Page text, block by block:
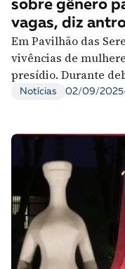
sobre gênero
vagas, diz
Em Pavilhão das
vivências de
presídio. Durante
sobreviventes do
Notícias 02/09/2025